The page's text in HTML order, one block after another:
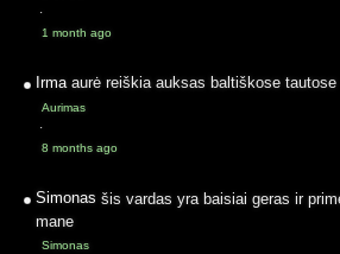
·
1 month ago
Irma aurė reiškia auksas baltiškose tautose
Aurimas
·
8 months ago
Simonas šis vardas yra baisiai geras ir
mane
Simonas